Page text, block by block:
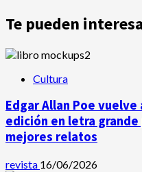
Te pueden
Cultura
Edgar Allan Poe
edición en letra
mejores relatos
revista 16/06/2026